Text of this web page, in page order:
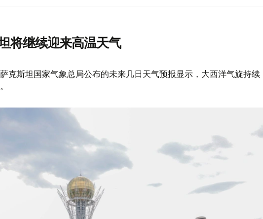
将继续迎来高温天气
克斯坦国家气象总局公布的未来几日天气预报显示，大西洋气旋持续